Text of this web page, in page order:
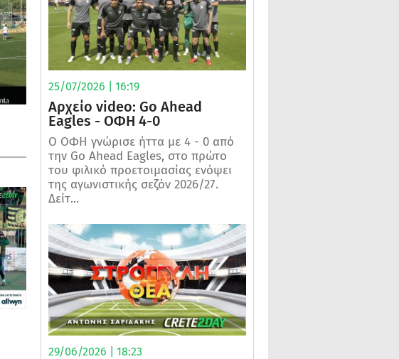
25/07/2026 | 16:19
Αρχείο video: Go Ahead
Eagles - ΟΦΗ 4-0
Ο ΟΦΗ γνώρισε ήττα με 4 - 0 από
την Go Ahead Eagles, στο πρώτο
του φιλικό προετοιμασίας ενόψει
της αγωνιστικής σεζόν 2026/27.
Δείτ...
29/06/2026 | 18:23